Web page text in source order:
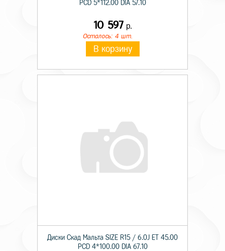
PCD 5*112.00 DIA 57.10
10 597 р.
Осталось: 4 шт.
В корзину
Диски Скад Мальта SIZE R15 / 6.0J ET 45.00
PCD 4*100.00 DIA 67.10